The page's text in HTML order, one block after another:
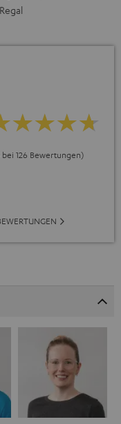
bei 126 Bewertungen)